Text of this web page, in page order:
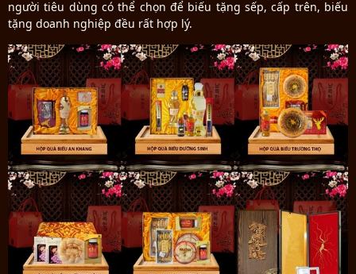
người tiêu dùng có thể chọn để biếu tặng sếp, cấp trên, biếu
tặng doanh nghiệp đều rất hợp lý.